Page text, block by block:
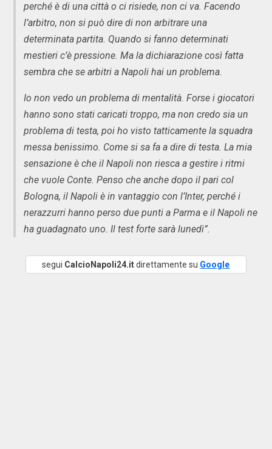
perché è di una città o ci risiede, non ci va. Facendo
l’arbitro, non si può dire di non arbitrare una
determinata partita. Quando si fanno determinati
mestieri c’è pressione. Ma la dichiarazione così fatta
sembra che se arbitri a Napoli hai un problema.
Io non vedo un problema di mentalità. Forse i giocatori
hanno sono stati caricati troppo, ma non credo sia un
problema di testa, poi ho visto tatticamente la squadra
messa benissimo. Come si sa fa a dire di testa. La mia
sensazione è che il Napoli non riesca a gestire i ritmi
che vuole Conte. Penso che anche dopo il pari col
Bologna, il Napoli è in vantaggio con l’Inter, perché i
nerazzurri hanno perso due punti a Parma e il Napoli ne
ha guadagnato uno. Il test forte sarà lunedì”.
segui CalcioNapoli24.itdirettamente su Google